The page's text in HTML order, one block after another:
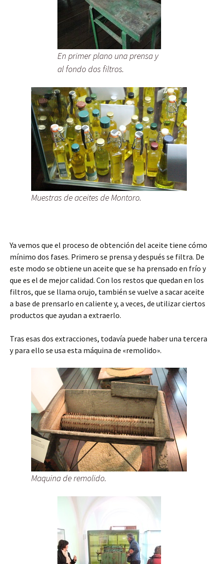
En primer plano una prensa y
al fondo dos filtros.
Muestras de aceites de Montoro.
Ya vemos que el proceso de obtención del aceite tiene cómo
mínimo dos fases. Primero se prensa y después se filtra. De
este modo se obtiene un aceite que se ha prensado en frío y
que es el de mejor calidad. Con los restos que quedan en los
filtros, que se llama orujo, también se vuelve a sacar aceite
a base de prensarlo en caliente y, a veces, de utilizar ciertos
productos que ayudan a extraerlo.
Tras esas dos extracciones, todavía puede haber una tercera
y para ello se usa esta máquina de «remolido».
Maquina de remolido.